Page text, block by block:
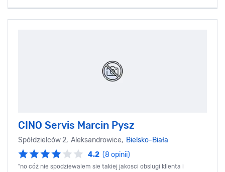
CINO Servis Marcin Pysz
Spółdzielców 2, Aleksandrowice, Bielsko-Biała
4.2 (8 opinii)
"no cóż nie spodziewalem sie takiej jakosci obslugi klienta i